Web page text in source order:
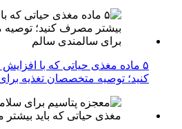
۵ ماده مغذی حیاتی که با
کنید؛ توصیه متخصصان تغذیه